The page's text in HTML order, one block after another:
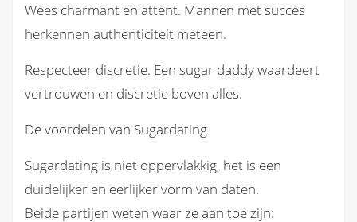
Wees charmant en attent. Mannen met succes
herkennen authenticiteit meteen.
Respecteer discretie. Een sugar daddy waardeert
vertrouwen en discretie boven alles.
De voordelen van Sugardating
Sugardating is niet oppervlakkig, het is een
duidelijker en eerlijker vorm van daten.
Beide partijen weten waar ze aan toe zijn: